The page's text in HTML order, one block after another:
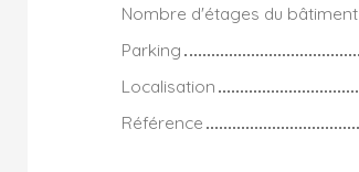
Nombre d'étages du bâtiment
Parking
Localisation
Référence